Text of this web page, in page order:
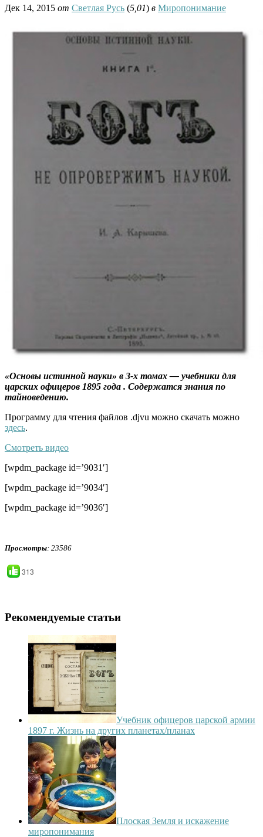
Дек 14, 2015 от Светлая Русь (5,01) в Миропонимание
«Основы истинной науки» в 3-х томах — учебники для
царских офицеров 1895 года . Содержатся знания по
тайноведению.
Программу для чтения файлов .djvu можно скачать можно
здесь.
Смотреть видео
[wpdm_package id=’9031′]
[wpdm_package id=’9034′]
[wpdm_package id=’9036′]
Просмотры: 23586
313
Рекомендуемые статьи
Учебник офицеров царской армии
1897 г. Жизнь на других планетах/планах
Плоская Земля и искажение
миропонимания